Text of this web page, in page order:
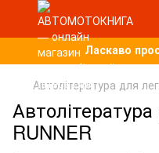
Ласкаво
Автолітература для
RUNNER